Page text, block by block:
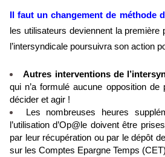
Il faut un changement de méthode
les utilisateurs deviennent la première
l’intersyndicale poursuivra son action
Autres interventions de
qui n’a formulé aucune opposition de
décider et agir !
Les nombreuses heures
l’utilisation d’Op@le doivent être
par leur récupération ou par le dépôt
sur les Comptes Epargne Temps